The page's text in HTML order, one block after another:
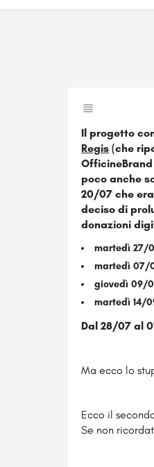
Il progetto
Regis (che
poco anche
20/07 che
deciso di
donazioni
martedì 27/
martedì 07/
giovedì 09/
martedì 14/
Dal 28/07 al
Ma ecco lo
Ecco il
Se non